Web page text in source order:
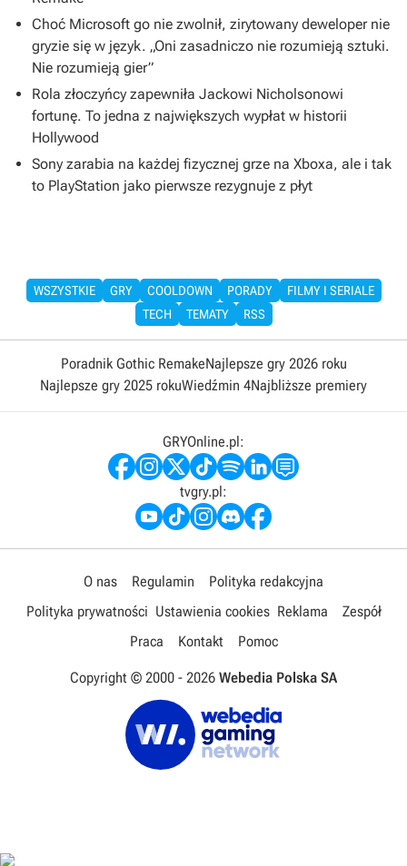
Choć Microsoft go nie zwolnił, zirytowany deweloper nie
gryzie się w język. „Oni zasadniczo nie rozumieją sztuki.
Nie rozumieją gier”
Rola złoczyńcy zapewniła Jackowi Nicholsonowi
fortunę. To jedna z największych wypłat w historii
Hollywood
Sony zarabia na każdej fizycznej grze na Xboxa, ale i tak
to PlayStation jako pierwsze rezygnuje z płyt
WSZYSTKIE GRY COOLDOWN PORADY
FILMY I SERIALE
TECH
TEMATY RSS
Poradnik Gothic RemakeNajlepsze gry 2026 roku
Najlepsze gry 2025 rokuWiedźmin 4Najbliższe premiery
GRYOnline.pl:
tvgry.pl:
O nas Regulamin
Polityka redakcyjna
Polityka prywatności Ustawienia cookies Reklama
Zespół
Praca
Kontakt Pomoc
Copyright © 2000 - 2026 Webedia Polska SA